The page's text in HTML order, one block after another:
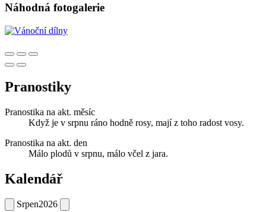
Náhodná fotogalerie
Pranostiky
Pranostika na akt. měsíc
Když je v srpnu ráno hodně rosy, mají z toho radost vosy.
Pranostika na akt. den
Málo plodů v srpnu, málo včel z jara.
Kalendář
Srpen2026